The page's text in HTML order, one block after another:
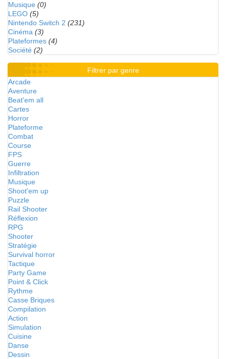
Musique (0)
LEGO (5)
Nintendo Switch 2 (231)
Cinéma (3)
Plateformes (4)
Société (2)
Filtrer par genre
Arcade
Aventure
Beat'em all
Cartes
Horror
Plateforme
Combat
Course
FPS
Guerre
Infiltration
Musique
Shoot'em up
Puzzle
Rail Shooter
Réflexion
RPG
Shooter
Stratégie
Survival horror
Tactique
Party Game
Point & Click
Rythme
Casse Briques
Compilation
Action
Simulation
Cuisine
Danse
Dessin